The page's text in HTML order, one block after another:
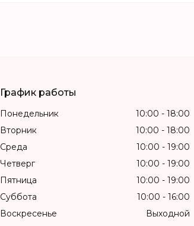
График работы
Понедельник 10:00
18:00
Вторник
10:00
18:00
Среда
10:00
19:00
Четверг
10:00
19:00
Пятница
10:00
19:00
Суббота
10:00
16:00
Воскресенье
Выходной